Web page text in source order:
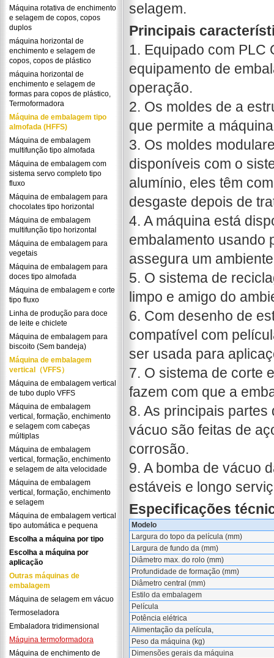
Máquina rotativa de enchimento
e selagem de copos, copos
duplos
máquina horizontal de
enchimento e selagem de
copos, copos de plástico
máquina horizontal de
enchimento e selagem de
formas para copos de plástico,
Termoformadora
Máquina de embalagem tipo
almofada (HFFS)
Máquina de embalagem
multifunção tipo almofada
Máquina de embalagem com
sistema servo completo tipo
fluxo
Máquina de embalagem para
chocolates tipo horizontal
Máquina de embalagem
multifunção tipo horizontal
Máquina de embalagem para
vegetais
Máquina de embalagem para
doces tipo almofada
Máquina de embalagem e corte
tipo fluxo
Linha de produção para doce
de leite e chiclete
Máquina de embalagem para
biscoito (Sem bandeja)
Máquina de embalagem
vertical（VFFS）
Máquina de embalagem vertical
de tubo duplo VFFS
Máquina de embalagem
vertical, formação, enchimento
e selagem com cabeças
múltiplas
Máquina de embalagem
vertical, formação, enchimento
e selagem de alta velocidade
Máquina de embalagem
vertical, formação, enchimento
e selagem
Máquina de embalagem vertical
tipo automática e pequena
Escolha a máquina por tipo
Escolha a máquina por
aplicação
Outras máquinas de
embalagem
Máquina de selagem em vácuo
Termoseladora
Embaladora tridimensional
Máquina termoformadora
Máquina de enchimento de
selagem.
Principais
1. Equipado com PLC
equipamento de
operação.
2. Os moldes de a
que permite a
3. Os moldes
disponíveis com o
alumínio, eles têm
desgaste depois de
4. A máquina está
embalamento usando
assegura um
5. O sistema de
limpo e amigo do
6. Com desenho de
compatível com
ser usada para
7. O sistema de corte
fazem com que a
8. As principais
vácuo são feitas de
corrosão.
9. A bomba de vácuo
estáveis e longo
Especificações
Modelo
Largura do topo da película (mm)
Largura de fundo da (mm)
Diâmetro max. do rolo (mm)
Profundidade de formação (mm)
Diâmetro central (mm)
Estilo da embalagem
Película
Potência elétrica
Alimentação da película,
Peso da máquina (kg)
Dimensões gerais da máquina